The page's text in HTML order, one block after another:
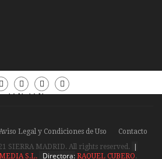
Periódico
Legal y Condiciones de Uso
Contacto
SIERRA MADRID. All rights reserved.
|
S.L. Directora:RAQUEL CUBERO.